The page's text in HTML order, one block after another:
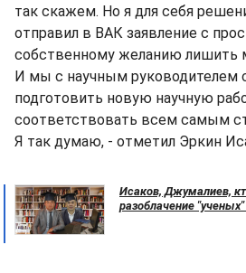
так скажем. Но я для себя
отправил в ВАК заявление с
собственному желанию лишить
И мы с научным руководителем
подготовить новую научную
соответствовать всем самым
Я так думаю, - отметил Эркин
Исаков, Джумалиев,
разоблачение